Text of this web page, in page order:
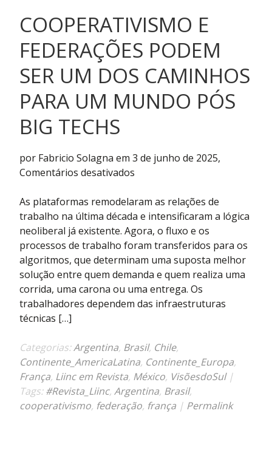
COOPERATIVISMO E
FEDERAÇÕES PODEM
SER UM DOS CAMINHOS
PARA UM MUNDO PÓS
BIG TECHS
por Fabricio Solagna em 3 de junho de 2025,
Comentários desativados
e
federações
podem
ser
um
dos
caminhos
para
pós
big
techs
As plataformas remodelaram as relações de
trabalho na última década e intensificaram a lógica
neoliberal já existente. Agora, o fluxo e os
processos de trabalho foram transferidos para os
algoritmos, que determinam uma suposta melhor
solução entre quem demanda e quem realiza uma
corrida, uma carona ou uma entrega. Os
trabalhadores dependem das infraestruturas
técnicas […]
Categorias:Argentina, Brasil, Chile,
Continente_AmericaLatina, Continente_Europa,
França, Liinc em Revista, México, VisõesdoSul |
Tags:#Revista_Liinc, Argentina, Brasil,
cooperativismo, federação, frança | Permalink